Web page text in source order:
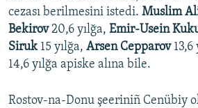
cezası berilmesini istedi. Muslim
Bekirov20,6 yılğa, Emir-Usein
Siruk 15 yılğa, Arsen Cepparov 13,6
14,6 yılğa apiske alına bile.
Rostov-na-Donu şeeriniñ Cenübiy